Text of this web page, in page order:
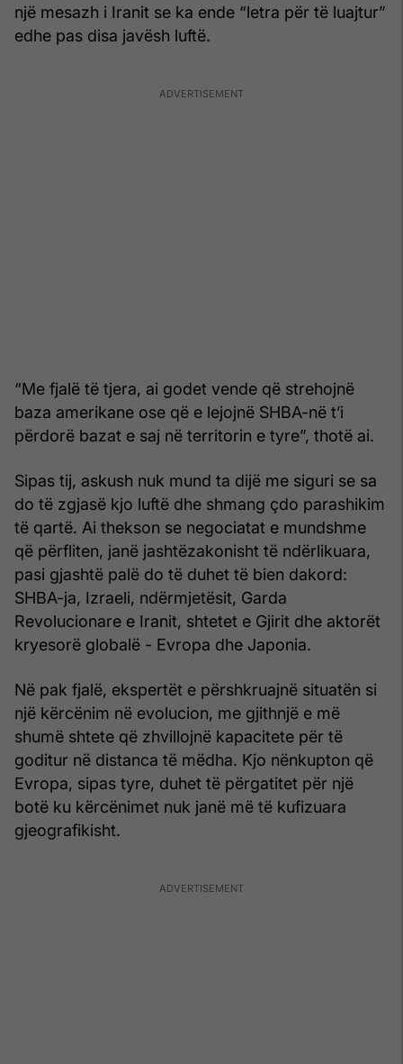
një mesazh i Iranit se ka ende “letra për të luajtur”
edhe pas disa javësh luftë.
“Me fjalë të tjera, ai godet vende që strehojnë
baza amerikane ose që e lejojnë SHBA-në t’i
përdorë bazat e saj në territorin e tyre”, thotë ai.
Sipas tij, askush nuk mund ta dijë me siguri se sa
do të zgjasë kjo luftë dhe shmang çdo parashikim
të qartë. Ai thekson se negociatat e mundshme
që përfliten, janë jashtëzakonisht të ndërlikuara,
pasi gjashtë palë do të duhet të bien dakord:
SHBA-ja, Izraeli, ndërmjetësit, Garda
Revolucionare e Iranit, shtetet e Gjirit dhe aktorët
kryesorë globalë - Evropa dhe Japonia.
Në pak fjalë, ekspertët e përshkruajnë situatën si
një kërcënim në evolucion, me gjithnjë e më
shumë shtete që zhvillojnë kapacitete për të
goditur në distanca të mëdha. Kjo nënkupton që
Evropa, sipas tyre, duhet të përgatitet për një
botë ku kërcënimet nuk janë më të kufizuara
gjeografikisht.